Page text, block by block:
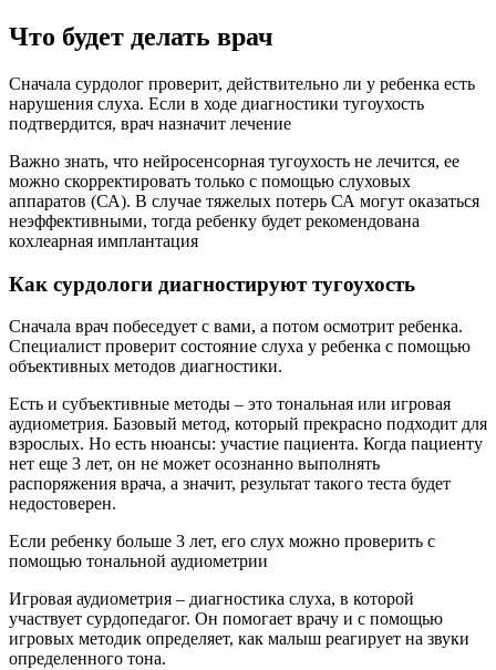
Что будет делать врач
Сначала сурдолог проверит, действительно ли у ребенка есть
нарушения слуха. Если в ходе диагностики тугоухость
подтвердится, врач назначит лечение
Важно знать, что нейросенсорная тугоухость не лечится, ее
можно скорректировать только с помощью слуховых
аппаратов (СА). В случае тяжелых потерь СА могут оказаться
неэффективными, тогда ребенку будет рекомендована
кохлеарная имплантация
Как сурдологи диагностируют тугоухость
Сначала врач побеседует с вами, а потом осмотрит ребенка.
Специалист проверит состояние слуха у ребенка с помощью
объективных методов диагностики.
Есть и субъективные методы – это тональная или игровая
аудиометрия. Базовый метод, который прекрасно подходит для
взрослых. Но есть нюансы: участие пациента. Когда пациенту
нет еще 3 лет, он не может осознанно выполнять
распоряжения врача, а значит, результат такого теста будет
недостоверен.
Если ребенку больше 3 лет, его слух можно проверить с
помощью тональной аудиометрии
Игровая аудиометрия – диагностика слуха, в которой
участвует сурдопедагог. Он помогает врачу и с помощью
игровых методик определяет, как малыш реагирует на звуки
определенного тона.